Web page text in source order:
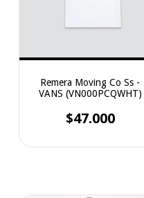
Remera Moving Co Ss -
VANS (VN000PCQWHT)
$47.000